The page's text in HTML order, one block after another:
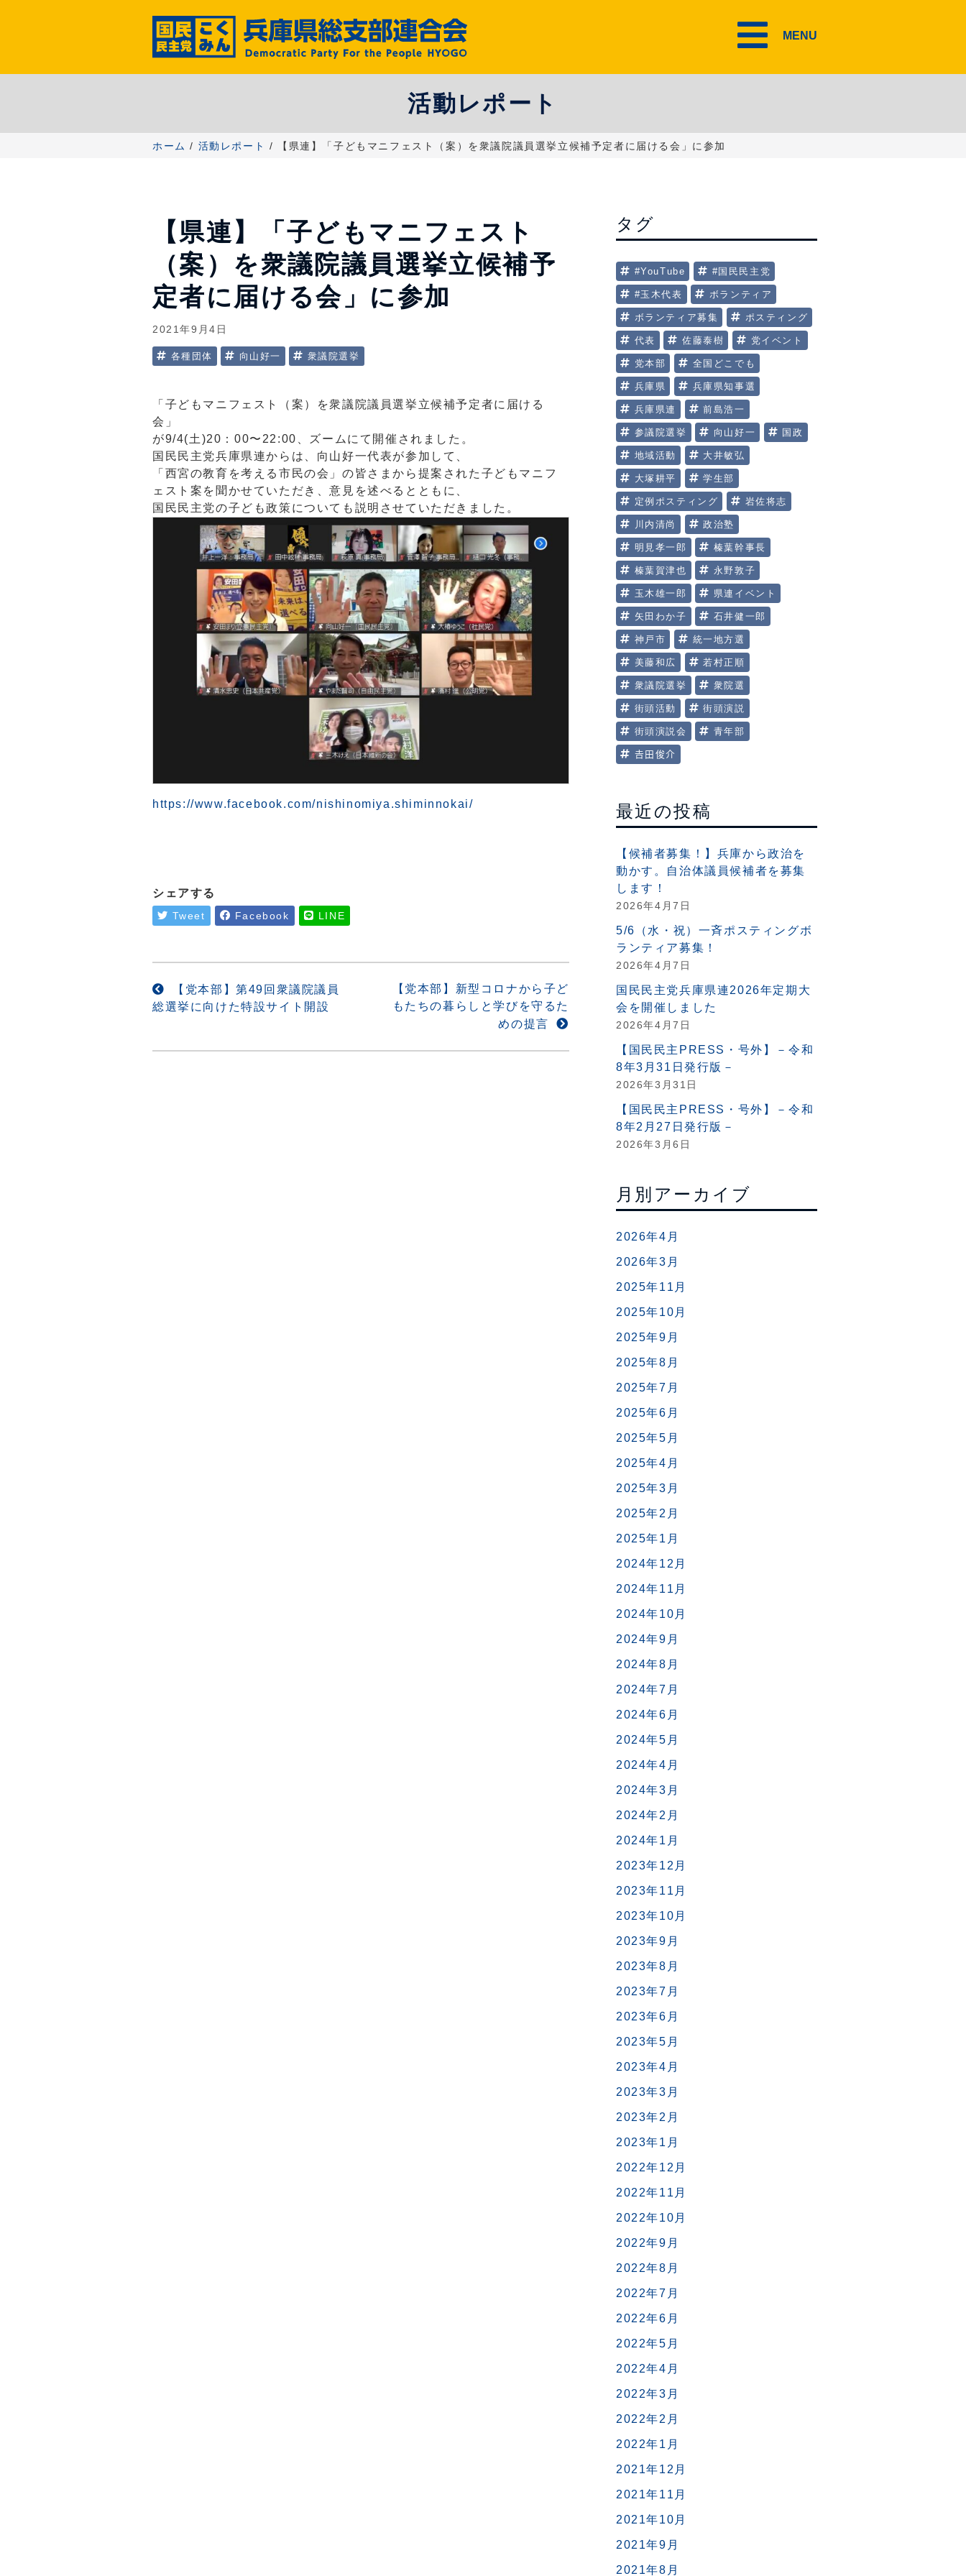
ツ
MENU
活動レポート
ホーム / 活動レポート / 【県連】「子どもマニフェスト（案）を衆議院議員選挙立候補予定者に届ける会」に参加
【県連】「子どもマニフェスト
（案）を衆議院議員選挙立候補予
定者に届ける会」に参加
2021年9月4日
各種団体 向山好一 衆議院選挙
「子どもマニフェスト（案）を衆議院議員選挙立候補予定者に届ける
会」
が9/4(土)20：00〜22:00、ズームにて開催されました。
国民民主党兵庫県連からは、向山好一代表が参加して、
「西宮の教育を考える市民の会」の皆さまから提案された子どもマニフ
ェスト案を聞かせていただき、意見を述べるとともに、
国民民主党の子ども政策についても説明させていただきました。
https://www.facebook.com/nishinomiya.shiminnokai/
シェアする
Tweet Facebook LINE
投
ナ
【党本部】第49回衆議院議員
総選挙に向けた特設サイト開設
【党本部】新型コロナから子ど
もたちの暮らしと学びを守るた
めの提言
タグ
#YouTube #国民民主党
#玉木代表 ボランティア
ボランティア募集 ポスティング
代表 佐藤泰樹 党イベント
党本部 全国どこでも
兵庫県 兵庫県知事選
兵庫県連 前島浩一
参議院選挙 向山好一 国政
地域活動 大井敏弘
大塚耕平 学生部
定例ポスティング 岩佐将志
川内清尚 政治塾
明見孝一郎 榛葉幹事長
榛葉賀津也 永野敦子
玉木雄一郎 県連イベント
矢田わか子 石井健一郎
神戸市 統一地方選
美藤和広 若村正順
衆議院選挙 衆院選
街頭活動 街頭演説
街頭演説会 青年部
𠮷田俊介
最近の投稿
【候補者募集！】兵庫から政治を
動かす。自治体議員候補者を募集
します！
2026年4月7日
5/6（水・祝）一斉ポスティングボ
ランティア募集！
2026年4月7日
国民民主党兵庫県連2026年定期大
会を開催しました
2026年4月7日
【国民民主PRESS・号外】－令和
8年3月31日発行版－
2026年3月31日
【国民民主PRESS・号外】－令和
8年2月27日発行版－
2026年3月6日
月別アーカイブ
2026年4月
2026年3月
2025年11月
2025年10月
2025年9月
2025年8月
2025年7月
2025年6月
2025年5月
2025年4月
2025年3月
2025年2月
2025年1月
2024年12月
2024年11月
2024年10月
2024年9月
2024年8月
2024年7月
2024年6月
2024年5月
2024年4月
2024年3月
2024年2月
2024年1月
2023年12月
2023年11月
2023年10月
2023年9月
2023年8月
2023年7月
2023年6月
2023年5月
2023年4月
2023年3月
2023年2月
2023年1月
2022年12月
2022年11月
2022年10月
2022年9月
2022年8月
2022年7月
2022年6月
2022年5月
2022年4月
2022年3月
2022年2月
2022年1月
2021年12月
2021年11月
2021年10月
2021年9月
2021年8月